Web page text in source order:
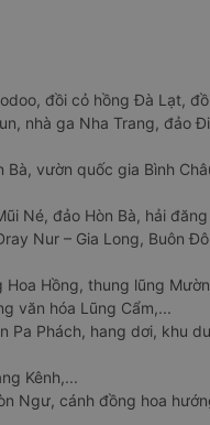
đồi cỏ hồng Đà Lạt,
nhà ga Nha Trang, đảo
Bà, vườn quốc gia Bình
Né, đảo Hòn Bà, hải đăng
Nur – Gia Long, Buôn
Hồng, thung lũng
văn hóa Lũng Cẩm,...
Pa Phách, hang dơi, khu
Kênh,...
Ngư, cánh đồng hoa